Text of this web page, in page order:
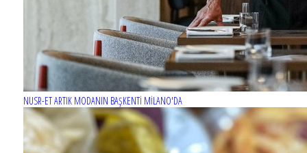
NUSR-ET ARTIK MODANIN BAŞKENTİ MİLANO'DA